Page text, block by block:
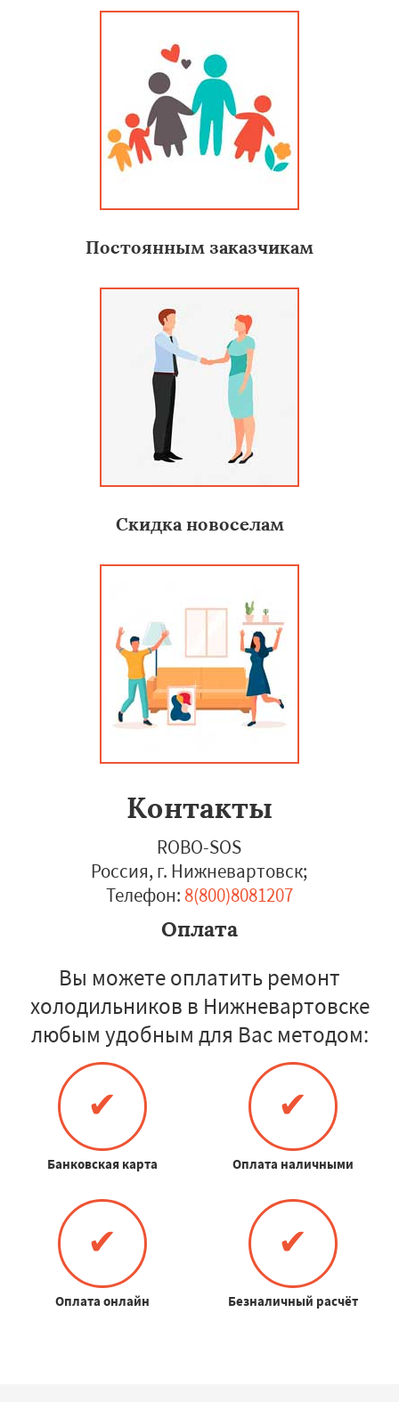
Постоянным заказчикам
Скидка новоселам
Контакты
ROBO-SOS
Россия, г. Нижневартовск;
Телефон: 8(800)8081207
Оплата
Вы можете оплатить ремонт
холодильников в Нижневартовске
любым удобным для Вас методом:
✔
Банковская карта
✔
Оплата наличными
✔
Оплата онлайн
✔
Безналичный расчёт